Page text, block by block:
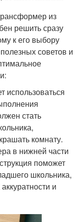
из
решить сразу
к его выбору
советов и
использоваться
стать
комнату.
в нижней части
поможет
школьника,
и